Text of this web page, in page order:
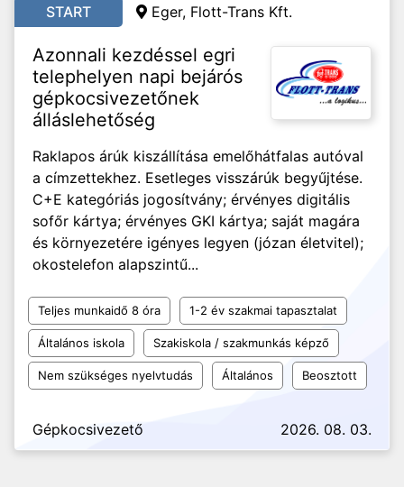
START Eger, Flott-Trans Kft.
Azonnali kezdéssel egri
telephelyen napi bejárós
gépkocsivezetőnek
álláslehetőség
Raklapos árúk kiszállítása emelőhátfalas autóval
a címzettekhez. Esetleges visszárúk begyűjtése.
C+E kategóriás jogosítvány; érvényes digitális
sofőr kártya; érvényes GKI kártya; saját magára
és környezetére igényes legyen (józan életvitel);
okostelefon alapszintű...
Teljes munkaidő 8 óra 1-2 év szakmai tapasztalat
Általános iskola Szakiskola / szakmunkás képző
Nem szükséges nyelvtudás Általános Beosztott
Gépkocsivezető 2026. 08. 03.